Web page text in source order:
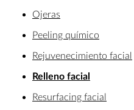
Ojeras
Peeling químico
Rejuvenecimiento facial
Relleno facial
Resurfacing facial